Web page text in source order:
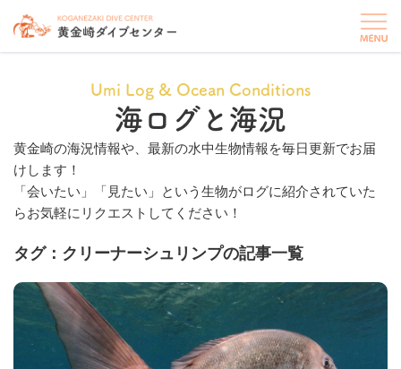
Umi Log & Ocean Conditions
海ログと海況
黄金崎の海況情報や、最新の水中生物情報を毎日更新でお届
けします！
「会いたい」「見たい」という生物がログに紹介されていた
らお気軽にリクエストしてください！
タグ：クリーナーシュリンプの記事一覧